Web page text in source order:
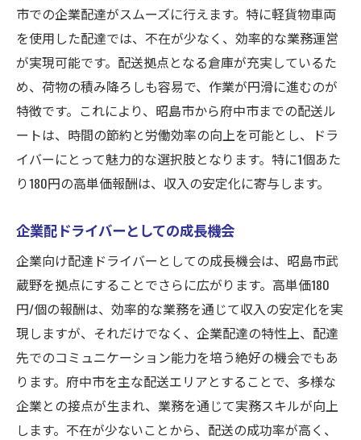
市での企業配達がスムーズに行えます。特に軽貨物車両
を使用した配達では、不在が少なく、効率的な業務運営
が実現可能です。配送拠点となる倉庫が充実しているた
め、荷物の積み降ろしも容易で、作業が円滑に進むのが
特徴です。これにより、昭島市から府中市までの配送ル
ートは、時間の節約と労働効率の向上を可能とし、ドラ
イバーにとって魅力的な選択肢となります。特に1個あた
り180円の高単価報酬は、収入の安定化に寄与します。
企業配ドライバーとしての成長機会
企業向け配達ドライバーとしての成長機会は、昭島市武
蔵野を拠点にすることでさらに広がります。高単価180
円/個の報酬は、効率的な業務を通じて収入の安定化を実
現しますが、それだけでなく、企業配達の特性上、配達
先でのコミュニケーション能力を培う絶好の機会でもあ
ります。府中市を主な配送エリアとすることで、多様な
企業との接点が生まれ、業務を通じて実務スキルが向上
します。不在が少ないことから、配送の成功率が高く、